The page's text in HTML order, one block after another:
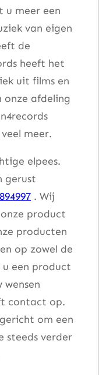
u meer een
van eigen
de
heeft het
uit films en
onze afdeling
meer.
elpees.
gerust
. Wij
product
producten
op zowel de
u een product
contact op.
om een
steeds verder